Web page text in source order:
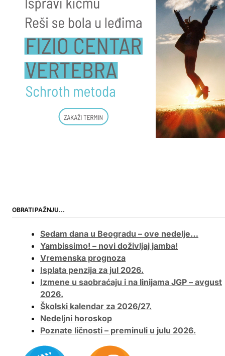
OBRATI PAŽNJU…
Sedam dana u Beogradu – ove nedelje…
Yambissimo! – novi doživljaj jamba!
Vremenska prognoza
Isplata penzija za jul 2026.
Izmene u saobraćaju i na linijama JGP – avgust
2026.
Školski kalendar za 2026/27.
Nedeljni horoskop
Poznate ličnosti – preminuli u julu 2026.